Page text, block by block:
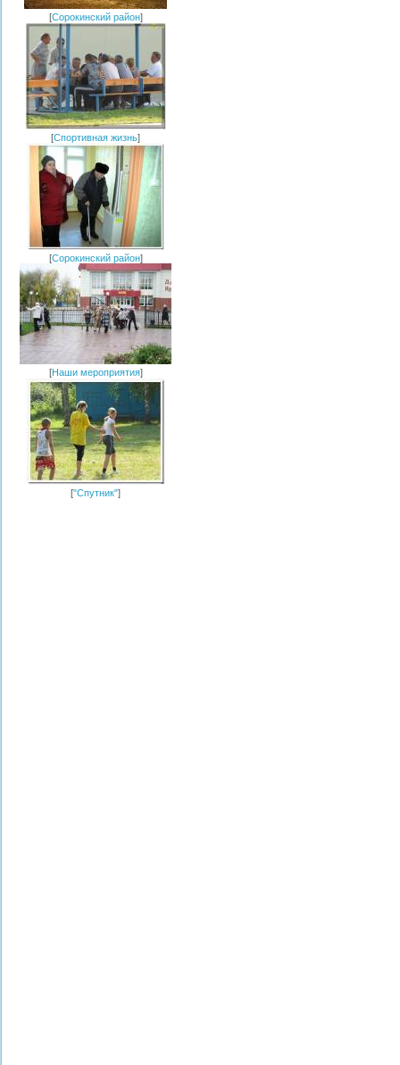
[Сорокинский район]
[Спортивная жизнь]
[Сорокинский район]
[Наши мероприятия]
["Спутник"]